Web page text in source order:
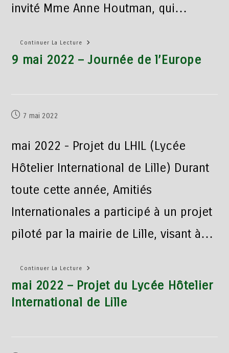
invité Mme Anne Houtman, qui…
Continuer La Lecture
9 mai 2022 – Journée de l’Europe
7 mai 2022
mai 2022 - Projet du LHIL (Lycée
Hôtelier International de Lille) Durant
toute cette année, Amitiés
Internationales a participé à un projet
piloté par la mairie de Lille, visant à…
Continuer La Lecture
mai 2022 – Projet du Lycée Hôtelier
International de Lille